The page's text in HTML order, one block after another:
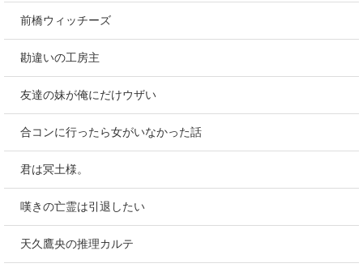
前橋ウィッチーズ
勘違いの工房主
友達の妹が俺にだけウザい
合コンに行ったら女がいなかった話
君は冥土様。
嘆きの亡霊は引退したい
天久鷹央の推理カルテ